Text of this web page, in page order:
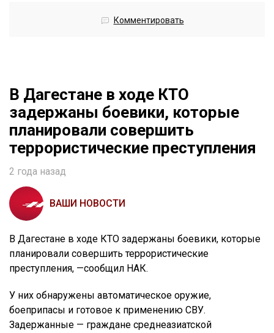
Комментировать
В Дагестане в ходе КТО
задержаны боевики, которые
планировали совершить
террористические преступления
2 года назад
ВАШИ НОВОСТИ
В Дагестане в ходе КТО задержаны боевики, которые
планировали совершить террористические
преступления, —сообщил НАК.
У них обнаружены автоматическое оружие,
боеприпасы и готовое к применению СВУ.
Задержанные — граждане среднеазиатской